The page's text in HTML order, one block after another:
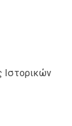
Ιστορικών